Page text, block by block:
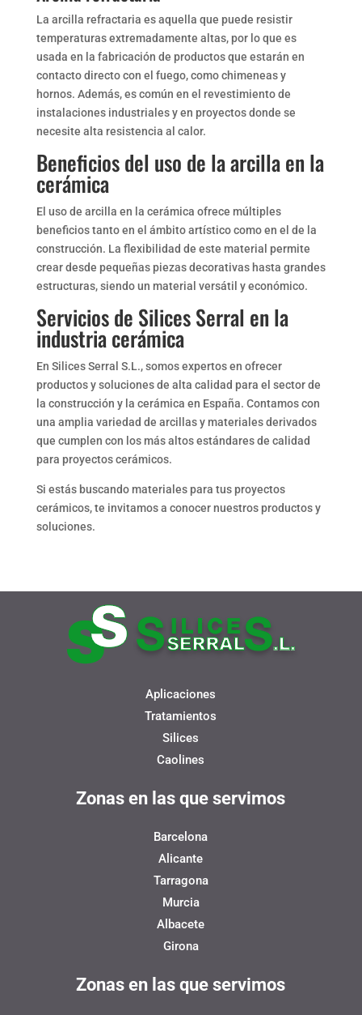
La arcilla refractaria es aquella que puede resistir
temperaturas extremadamente altas, por lo que es
usada en la fabricación de productos que estarán en
contacto directo con el fuego, como chimeneas y
hornos. Además, es común en el revestimiento de
instalaciones industriales y en proyectos donde se
necesite alta resistencia al calor.
Beneficios del uso de la arcilla en la
cerámica
El uso de arcilla en la cerámica ofrece múltiples
beneficios tanto en el ámbito artístico como en el de la
construcción. La flexibilidad de este material permite
crear desde pequeñas piezas decorativas hasta grandes
estructuras, siendo un material versátil y económico.
Servicios de Silices Serral en la
industria cerámica
En Silices Serral S.L., somos expertos en ofrecer
productos y soluciones de alta calidad para el sector de
la construcción y la cerámica en España. Contamos con
una amplia variedad de arcillas y materiales derivados
que cumplen con los más altos estándares de calidad
para proyectos cerámicos.
Si estás buscando materiales para tus proyectos
cerámicos, te invitamos a conocer nuestros productos y
soluciones.
Aplicaciones
Tratamientos
Silices
Caolines
Zonas en las que servimos
Barcelona
Alicante
Tarragona
Murcia
Albacete
Girona
Zonas en las que servimos